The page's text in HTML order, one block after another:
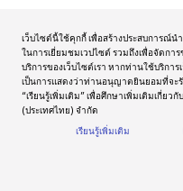
เว็บไซต์นี้ใช้คุกกี้ เพื่อสร้างประสบการณ์
ในการเยี่ยมชมเวปไซต์ รวมถึงเพื่อจัดก
บริการของเว็บไซต์เรา หากท่านใช้บริกา
เป็นการแสดงว่าท่านอนุญาตยินยอมที่จะ
“เรียนรู้เพิ่มเติม” เพื่อศึกษาเพิ่มเติมเกี่
(ประเทศไทย) จำกัด
เรียนรู้เพิ่มเติม